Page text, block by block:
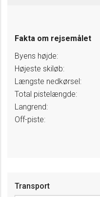
Fakta om rejsemålet
Byens højde:
Højeste skiløb:
Længste nedkørsel:
Total pistelængde:
Langrend:
Off-piste:
Transport